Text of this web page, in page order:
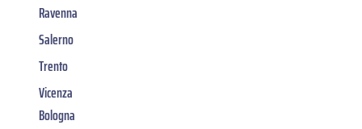
Ravenna
Salerno
Trento
Vicenza
Bologna